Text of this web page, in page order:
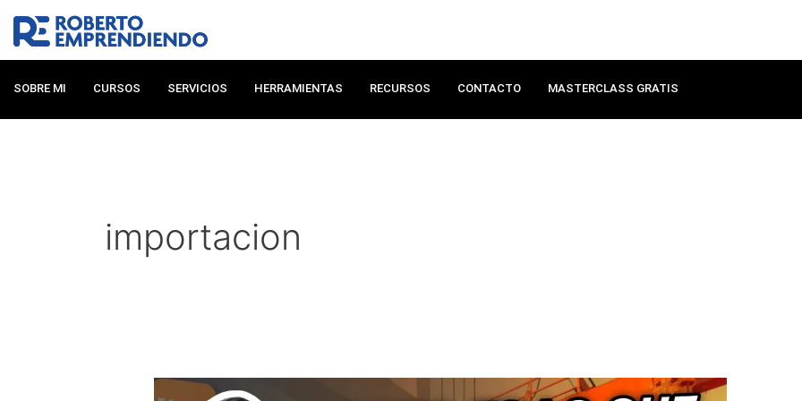
contenido
SOBRE MI CURSOS SERVICIOS HERRAMIENTAS RECURSOS CONTACTO MASTERCLASS GRATIS
importacion
Primera